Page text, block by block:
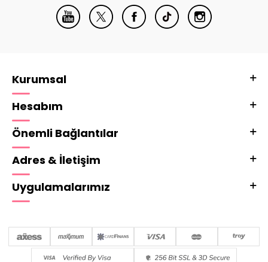
Kurumsal
Hesabım
Önemli Bağlantılar
Adres & İletişim
Uygulamalarımız